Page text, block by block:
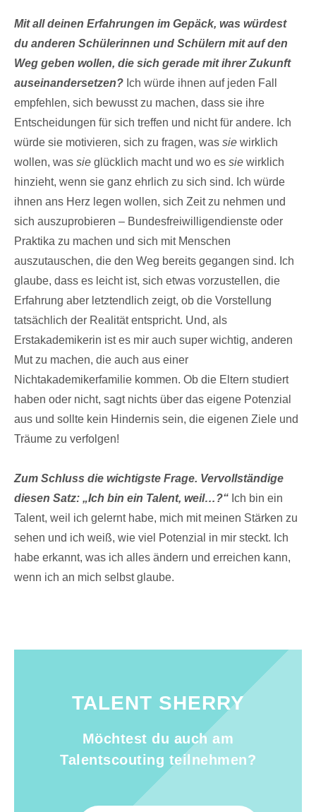
Mit all deinen Erfahrungen im Gepäck, was würdest
du anderen Schülerinnen und Schülern mit auf den
Weg geben wollen, die sich gerade mit ihrer Zukunft
auseinandersetzen? Ich würde ihnen auf jeden Fall
empfehlen, sich bewusst zu machen, dass sie ihre
Entscheidungen für sich treffen und nicht für andere. Ich
würde sie motivieren, sich zu fragen, was sie wirklich
wollen, was sie glücklich macht und wo es sie wirklich
hinzieht, wenn sie ganz ehrlich zu sich sind. Ich würde
ihnen ans Herz legen wollen, sich Zeit zu nehmen und
sich auszuprobieren – Bundesfreiwilligendienste oder
Praktika zu machen und sich mit Menschen
auszutauschen, die den Weg bereits gegangen sind. Ich
glaube, dass es leicht ist, sich etwas vorzustellen, die
Erfahrung aber letztendlich zeigt, ob die Vorstellung
tatsächlich der Realität entspricht. Und, als
Erstakademikerin ist es mir auch super wichtig, anderen
Mut zu machen, die auch aus einer
Nichtakademikerfamilie kommen. Ob die Eltern studiert
haben oder nicht, sagt nichts über das eigene Potenzial
aus und sollte kein Hindernis sein, die eigenen Ziele und
Träume zu verfolgen!
Zum Schluss die wichtigste Frage. Vervollständige
diesen Satz: „Ich bin ein Talent, weil…?“ Ich bin ein
Talent, weil ich gelernt habe, mich mit meinen Stärken zu
sehen und ich weiß, wie viel Potenzial in mir steckt. Ich
habe erkannt, was ich alles ändern und erreichen kann,
wenn ich an mich selbst glaube.
TALENT SHERRY
Möchtest du auch am
Talentscouting teilnehmen?